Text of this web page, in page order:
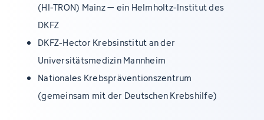
(HI-TRON) Mainz – ein Helmholtz-Institut des
DKFZ
DKFZ-Hector Krebsinstitut an der
Universitätsmedizin Mannheim
Nationales Krebspräventionszentrum
(gemeinsam mit der Deutschen Krebshilfe)